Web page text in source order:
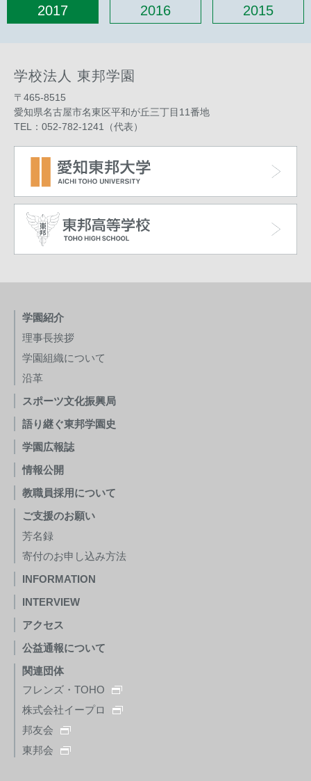
2017 2016 2015
学校法人 東邦学園
〒465-8515
愛知県名古屋市名東区平和が丘三丁目11番地
TEL：052-782-1241（代表）
学園紹介
理事長挨拶
学園組織について
沿革
スポーツ文化振興局
語り継ぐ東邦学園史
学園広報誌
情報公開
教職員採用について
ご支援のお願い
芳名録
寄付のお申し込み方法
INFORMATION
INTERVIEW
アクセス
公益通報について
関連団体
フレンズ・TOHO
株式会社イープロ
邦友会
東邦会